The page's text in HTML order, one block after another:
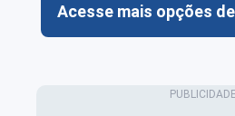
Acesse mais opções